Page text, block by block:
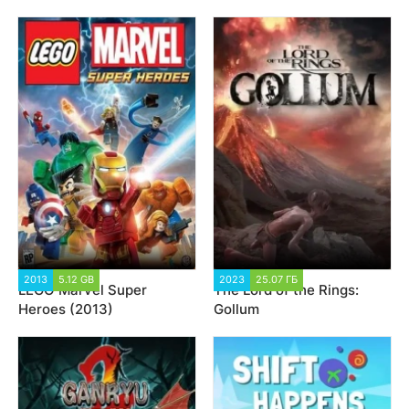
2013 5.12 GB
LEGO Marvel Super
Heroes (2013)
2023 25.07 ГБ
The Lord of the Rings:
Gollum